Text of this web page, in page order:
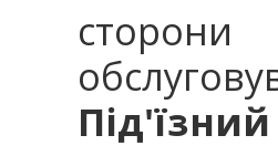
сторони